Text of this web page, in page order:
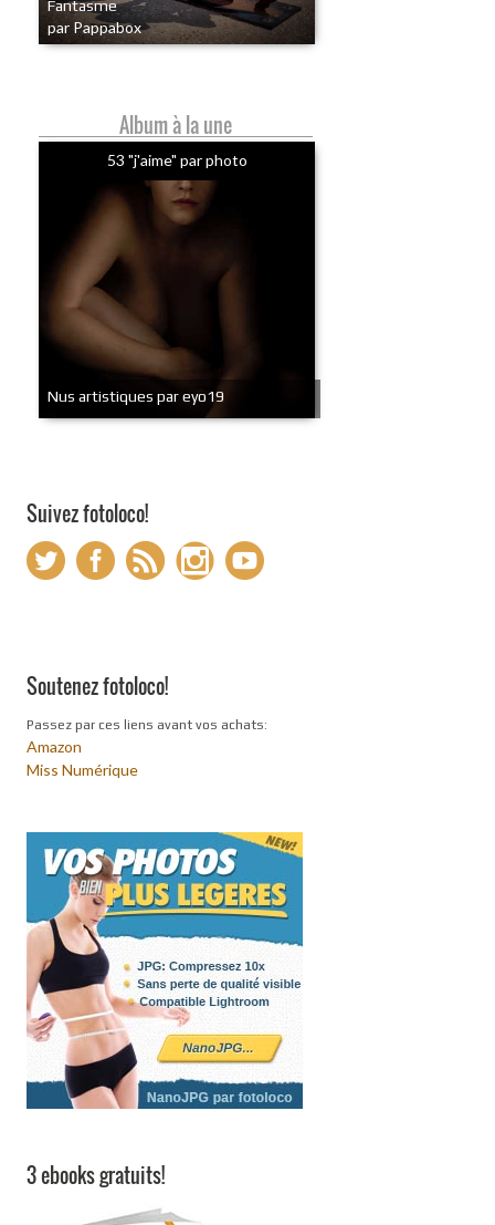
Fantasme
par Pappabox
Album à la une
53 "j'aime" par photo
Nus artistiques par eyo19
Suivez fotoloco!
Soutenez fotoloco!
Passez par ces liens avant vos achats:
Amazon
Miss Numérique
3 ebooks gratuits!